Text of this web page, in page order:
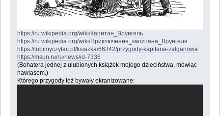
https://ru.wikipedia.org/wiki/Капитан_Врунгель
https://ru.wikipedia.org/wiki/Приключения_капитана_Врунгеля
https://lubimyczytac.pl/ksiazka/66342/przygody-kapitana-zalganowa
https://msun.ru/ru/news/id-7336
(Bohatera jednej z ulubionych książek mojego dzieciństwa, mówiąc
nawiasem.)
Którego przygody też bywały ekranizowane: